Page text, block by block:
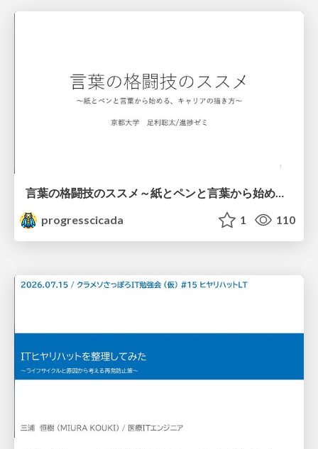
言葉の格闘技のススメ～紙とペンと言葉から始める、キャリアの描き方～
progresscicada
1 110